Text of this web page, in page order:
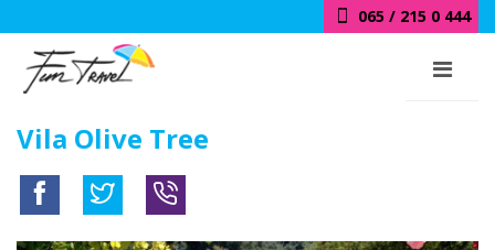
065 / 215 0 444
Vila Olive Tree